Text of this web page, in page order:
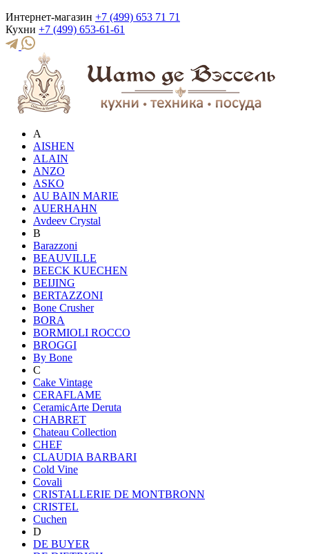
Интернет-магазин +7 (499) 653 71 71
Кухни +7 (499) 653-61-61
A
AISHEN
ALAIN
ANZO
ASKO
AU BAIN MARIE
AUERHAHN
Avdeev Crystal
B
Barazzoni
BEAUVILLE
BEECK KUECHEN
BEIJING
BERTAZZONI
Bone Crusher
BORA
BORMIOLI ROCCO
BROGGI
By Bone
C
Cake Vintage
CERAFLAME
CeramicArte Deruta
CHABRET
Chateau Collection
CHEF
CLAUDIA BARBARI
Cold Vine
Covali
CRISTALLERIE DE MONTBRONN
CRISTEL
Cuchen
D
DE BUYER